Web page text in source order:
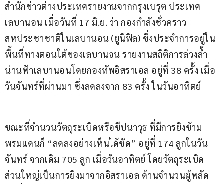
สำนักข่าวต่างประเทศรายงานจากกรุงเบรุต ประเทศ
เลบานอน เมื่อวันที่ 17 มิ.ย. ว่า กองกำลังชั่วคราว
สหประชาชาติในเลบานอน (ยูนิฟิล) ซึ่งประจำการอยู่ใน
พื้นที่ทางตอนใต้ของเลบานอน รายงานสถิติการล่วงล้ำ
น่านฟ้าเลบานอนโดยกองทัพอิสราเอล อยู่ที่ 38 ครั้ง เมื่อ
วันจันทร์ที่ผ่านมา ซึ่งลดลงจาก 83 ครั้ง ในวันอาทิตย์
ขณะที่จำนวนวัตถุระเบิดหรือขีปนาวุธ ที่มีการยิงข้าม
พรมแดนก็ “ลดลงอย่างเห็นได้ชัด” อยู่ที่ 174 ลูกในวัน
จันทร์ จากเดิม 705 ลูก เมื่อวันอาทิตย์ โดยวัตถุระเบิด
ส่วนใหญ่เป็นการยิงมาจากอิสราเอล ด้านจำนวนผู้พลัด